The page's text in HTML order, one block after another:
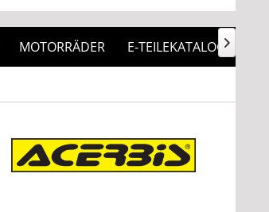
MOTORRÄDER E-TEILEKATALOG